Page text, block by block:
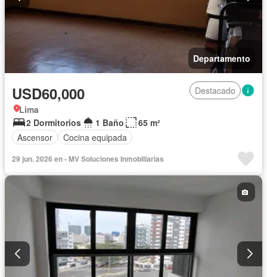
Departamento
USD60,000
Destacado
Lima
2 Dormitorios
1 Baño
65 m²
Ascensor
Cocina equipada
29 jun. 2026 en - MV Soluciones Inmobiliarias